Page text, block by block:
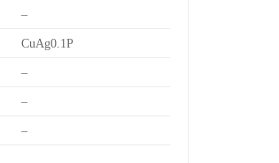
–
CuAg0.1P
–
–
–